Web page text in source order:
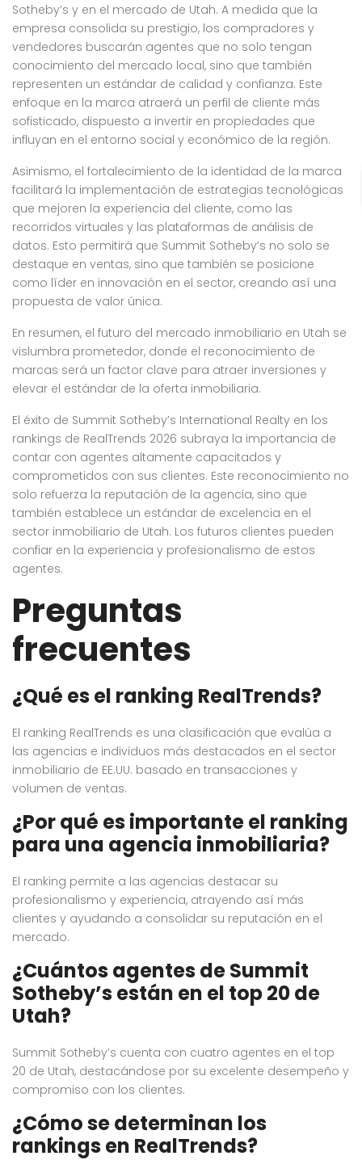
Sotheby’s y en el mercado de Utah. A medida que la
empresa consolida su prestigio, los compradores y
vendedores buscarán agentes que no solo tengan
conocimiento del mercado local, sino que también
representen un estándar de calidad y confianza. Este
enfoque en la marca atraerá un perfil de cliente más
sofisticado, dispuesto a invertir en propiedades que
influyan en el entorno social y económico de la región.
Asimismo, el fortalecimiento de la identidad de la marca
facilitará la implementación de estrategias tecnológicas
que mejoren la experiencia del cliente, como las
recorridos virtuales y las plataformas de análisis de
datos. Esto permitirá que Summit Sotheby’s no solo se
destaque en ventas, sino que también se posicione
como líder en innovación en el sector, creando así una
propuesta de valor única.
En resumen, el futuro del mercado inmobiliario en Utah se
vislumbra prometedor, donde el reconocimiento de
marcas será un factor clave para atraer inversiones y
elevar el estándar de la oferta inmobiliaria.
El éxito de Summit Sotheby’s International Realty en los
rankings de RealTrends 2026 subraya la importancia de
contar con agentes altamente capacitados y
comprometidos con sus clientes. Este reconocimiento no
solo refuerza la reputación de la agencia, sino que
también establece un estándar de excelencia en el
sector inmobiliario de Utah. Los futuros clientes pueden
confiar en la experiencia y profesionalismo de estos
agentes.
Preguntas
frecuentes
¿Qué es el ranking RealTrends?
El ranking RealTrends es una clasificación que evalúa a
las agencias e individuos más destacados en el sector
inmobiliario de EE.UU. basado en transacciones y
volumen de ventas.
¿Por qué es importante el ranking
para una agencia inmobiliaria?
El ranking permite a las agencias destacar su
profesionalismo y experiencia, atrayendo así más
clientes y ayudando a consolidar su reputación en el
mercado.
¿Cuántos agentes de Summit
Sotheby’s están en el top 20 de
Utah?
Summit Sotheby’s cuenta con cuatro agentes en el top
20 de Utah, destacándose por su excelente desempeño y
compromiso con los clientes.
¿Cómo se determinan los
rankings en RealTrends?